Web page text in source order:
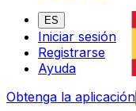
ES
Iniciar sesión
Registrarse
Ayuda
Obtenga la aplicación